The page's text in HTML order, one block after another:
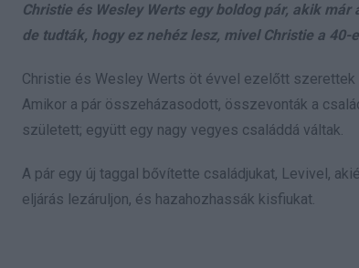
Christie és Wesley Werts egy boldog pár, akik
de tudták, hogy ez nehéz lesz, mivel Christie a
Christie és Wesley Werts öt évvel ezelőtt szerettek
Amikor a pár összeházasodott, összevonták a
született; együtt egy nagy vegyes családdá váltak.
A pár egy új taggal bővítette családjukat, Levivel,
eljárás lezáruljon, és hazahozhassák kisfiukat.